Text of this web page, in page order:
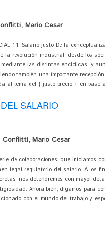
Mario Cesar
1.1. Salario justo De la
la revolución industrial, desde los
las distintas encíclicas (y
también una importante
al tema del {“justo precio”}, en base
SALARIO
Conflitti, Mario Cesar
de colaboraciones, que iniciamos
legal regulatorio del salario. A los
nos detendremos con mayor
Ahora bien, digamos para
con el mundo del trabajo y,